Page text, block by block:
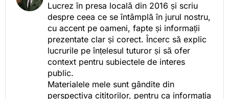
Lucrez în presa locală din 2016 și scriu
despre ceea ce se întâmplă în jurul nostru,
cu accent pe oameni, fapte și informații
prezentate clar și corect. Încerc să explic
lucrurile pe înțelesul tuturor și să ofer
context pentru subiectele de interes
public.
Materialele mele sunt gândite din
perspectiva cititorilor, pentru ca informația